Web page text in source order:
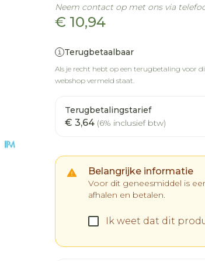
€ 10,94
Terugbetaalbaar
Als je recht hebt op een terugbetaling voor
webshop vermeld staat.
Terugbetalingstarief
€ 3,64 (6% inclusief btw)
Belangrijke informatie
Voor dit geneesmiddel is
afhalen en betalen.
Ik weet dat dit
Neem contact op met ons via